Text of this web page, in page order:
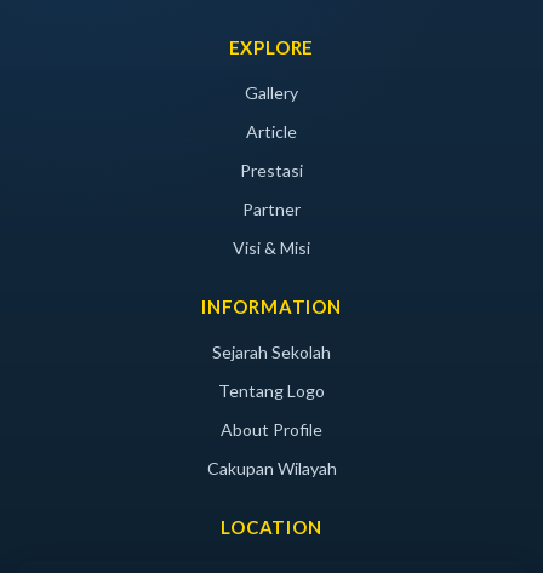
EXPLORE
Gallery
Article
Prestasi
Partner
Visi & Misi
INFORMATION
Sejarah Sekolah
Tentang Logo
About Profile
Cakupan Wilayah
LOCATION